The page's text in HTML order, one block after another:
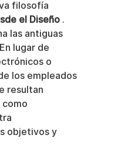
filosofía
el Diseño .
las antiguas
lugar de
o
los empleados
resultan
objetivos y